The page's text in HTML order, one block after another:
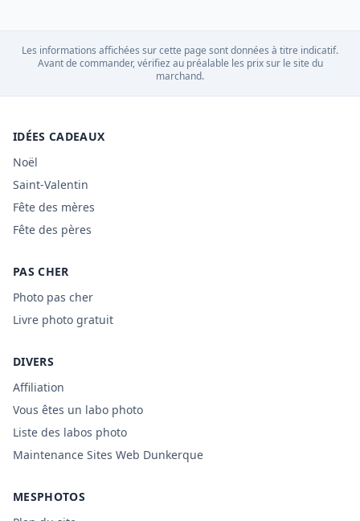
Les informations affichées sur cette page sont données à titre indicatif.
Avant de commander, vérifiez au préalable les prix sur le site du
marchand.
IDÉES CADEAUX
Noël
Saint-Valentin
Fête des mères
Fête des pères
PAS CHER
Photo pas cher
Livre photo gratuit
DIVERS
Affiliation
Vous êtes un labo photo
Liste des labos photo
Maintenance Sites Web Dunkerque
MESPHOTOS